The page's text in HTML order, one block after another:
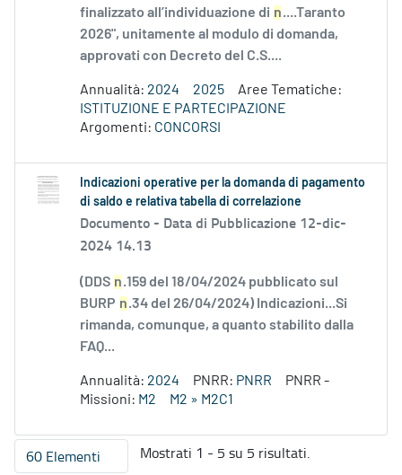
finalizzato all’individuazione di n....Taranto
2026", unitamente al modulo di domanda,
approvati con Decreto del C.S....
Annualità: 2024 2025
Aree Tematiche:
ISTITUZIONE E PARTECIPAZIONE
Argomenti: CONCORSI
Indicazioni operative per la domanda di pagamento
di saldo e relativa tabella di correlazione
Documento - Data di Pubblicazione 12-dic-
2024 14.13
(DDS n.159 del 18/04/2024 pubblicato sul
BURP n.34 del 26/04/2024) Indicazioni...Si
rimanda, comunque, a quanto stabilito dalla
FAQ...
Annualità: 2024 PNRR: PNRR
PNRR -
Missioni: M2 M2 » M2C1
60 ElementiPer pagina
Mostrati 1 - 5 su 5 risultati.